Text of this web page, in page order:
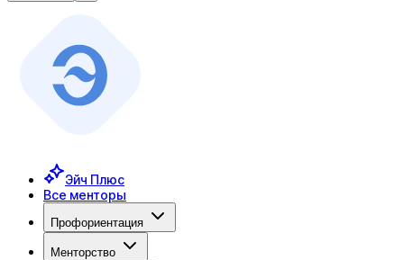
Эйч Плюс
Все менторы
Профориентация
Менторство